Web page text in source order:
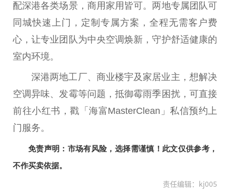
配深港各类场景，商用家用皆可。两地专属团队可
同城快速上门，定制专属方案，全程无需客户费
心，让专业团队为中央空调焕新，守护舒适健康的
室内环境。
深港两地工厂、商业楼宇及家居业主，想解决
空调异味、发霉等问题，抵御霉雨季困扰，可直接
前往小红书，戳「海富MasterClean」私信预约上
门服务。
免责声明：市场有风险，选择需谨慎！此文仅供参考，
不作买卖依据。
责任编辑：kj005